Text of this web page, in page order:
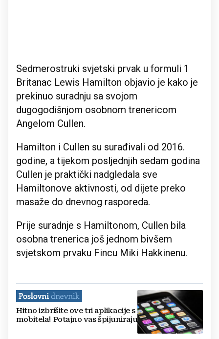
Sedmerostruki svjetski prvak u formuli 1
Britanac Lewis Hamilton objavio je kako je
prekinuo suradnju sa svojom
dugogodišnjom osobnom trenericom
Angelom Cullen.
Hamilton i Cullen su surađivali od 2016.
godine, a tijekom posljednjih sedam godina
Cullen je praktički nadgledala sve
Hamiltonove aktivnosti, od dijete preko
masaže do dnevnog rasporeda.
Prije suradnje s Hamiltonom, Cullen bila
osobna trenerica još jednom bivšem
svjetskom prvaku Fincu Miki Hakkinenu.
Hitno izbrišite ove tri aplikacije s
mobitela! Potajno vas špijuniraju